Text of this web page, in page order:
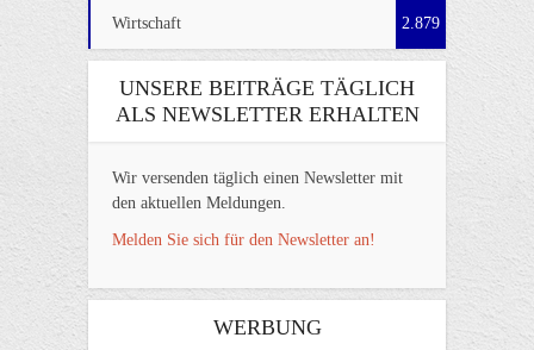
Wirtschaft 2.879
UNSERE BEITRÄGE TÄGLICH
ALS NEWSLETTER ERHALTEN
Wir versenden täglich einen Newsletter mit
den aktuellen Meldungen.
Melden Sie sich für den Newsletter an!
WERBUNG